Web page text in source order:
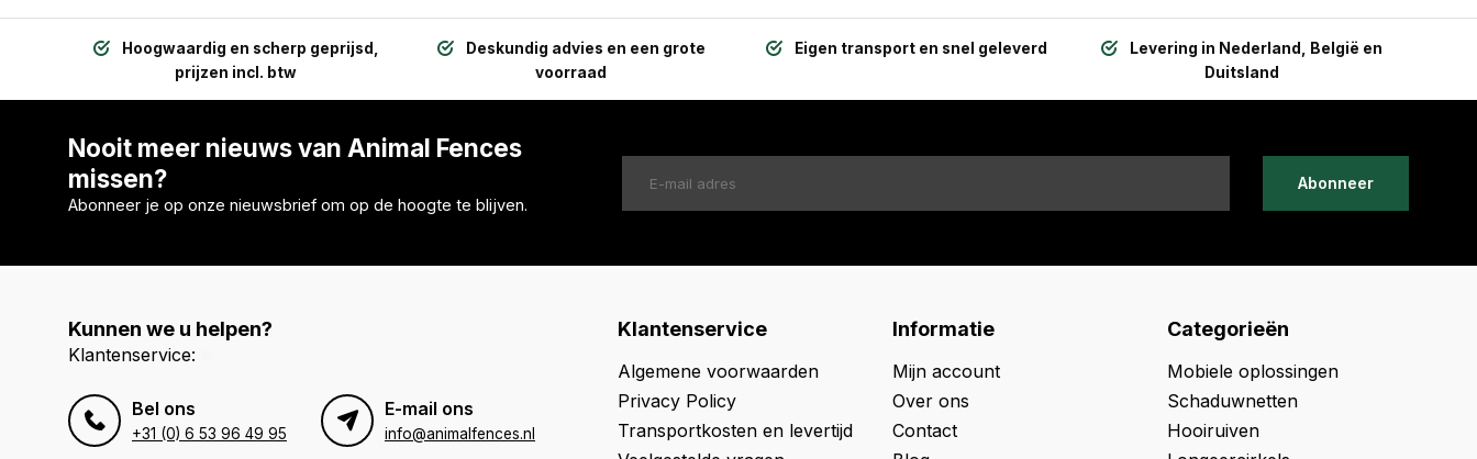
Hoogwaardig en scherp geprijsd,
prijzen incl. btw
Deskundig advies en een grote
voorraad
Eigen transport en snel geleverd
Levering in Nederland, België en
Duitsland
Nooit meer nieuws van Animal Fences
missen?
Abonneer je op onze nieuwsbrief om op de hoogte te blijven.
Abonneer
Kunnen we u helpen?
Klantenservice:
Bel ons
+31 (0) 6 53 96 49 95
E-mail ons
info@animalfences.nl
Klantenservice
Algemene voorwaarden
Privacy Policy
Transportkosten en levertijd
Informatie
Mijn account
Over ons
Contact
Categorieën
Mobiele oplossingen
Schaduwnetten
Hooiruiven